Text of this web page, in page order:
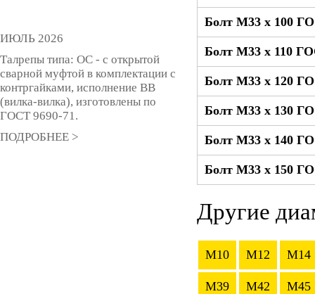
Болт М33 x 100
Болт М33 x 110
Болт М33 x 120
Болт М33 x 130
Болт М33 x 140
Болт М33 x 150
Другие
M10 M12 M14
M39 M42 M45
ИЮЛЬ 2026
Талрепы типа: ОС - с открытой
сварной муфтой в комплектации с
контргайками, исполнение ВВ
(вилка-вилка), изготовлены по
ГОСТ 9690-71.
ПОДРОБНЕЕ >